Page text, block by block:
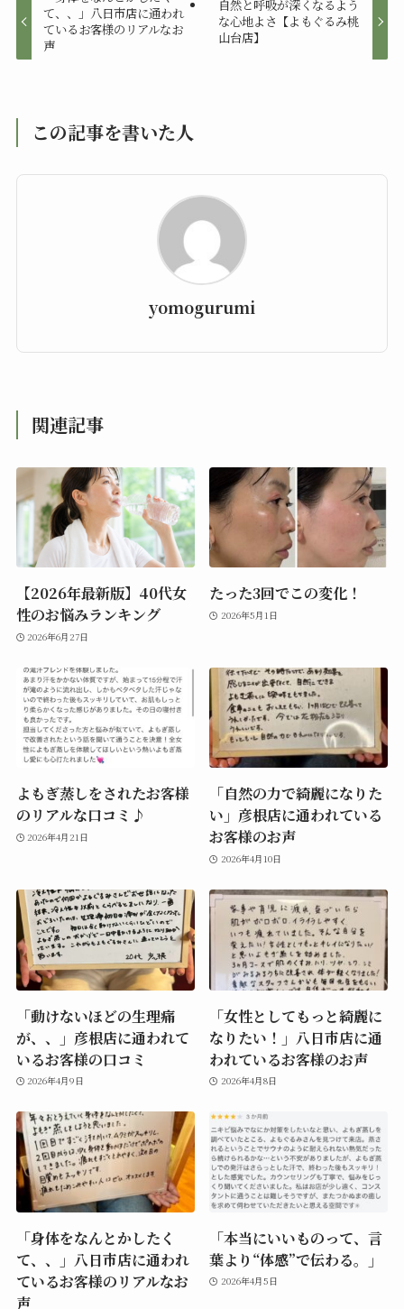
て、、」八日市店に通われ
ているお客様のリアルなお
声
自然と呼吸が深くなるよう
な心地よさ【よもぐるみ桃
山台店】
この記事を書いた人
yomogurumi
関連記事
【2026年最新版】40代女
性のお悩みランキング
2026年6月27日
たった3回でこの変化！
2026年5月1日
よもぎ蒸しをされたお客様
のリアルな口コミ♪
2026年4月21日
「自然の力で綺麗になりた
い」彦根店に通われている
お客様のお声
2026年4月10日
「動けないほどの生理痛
が、、」彦根店に通われて
いるお客様の口コミ
2026年4月9日
「女性としてもっと綺麗に
なりたい！」八日市店に通
われているお客様のお声
2026年4月8日
「身体をなんとかしたく
て、、」八日市店に通われ
ているお客様のリアルなお
声
「本当にいいものって、言
葉より“体感”で伝わる。」
2026年4月5日